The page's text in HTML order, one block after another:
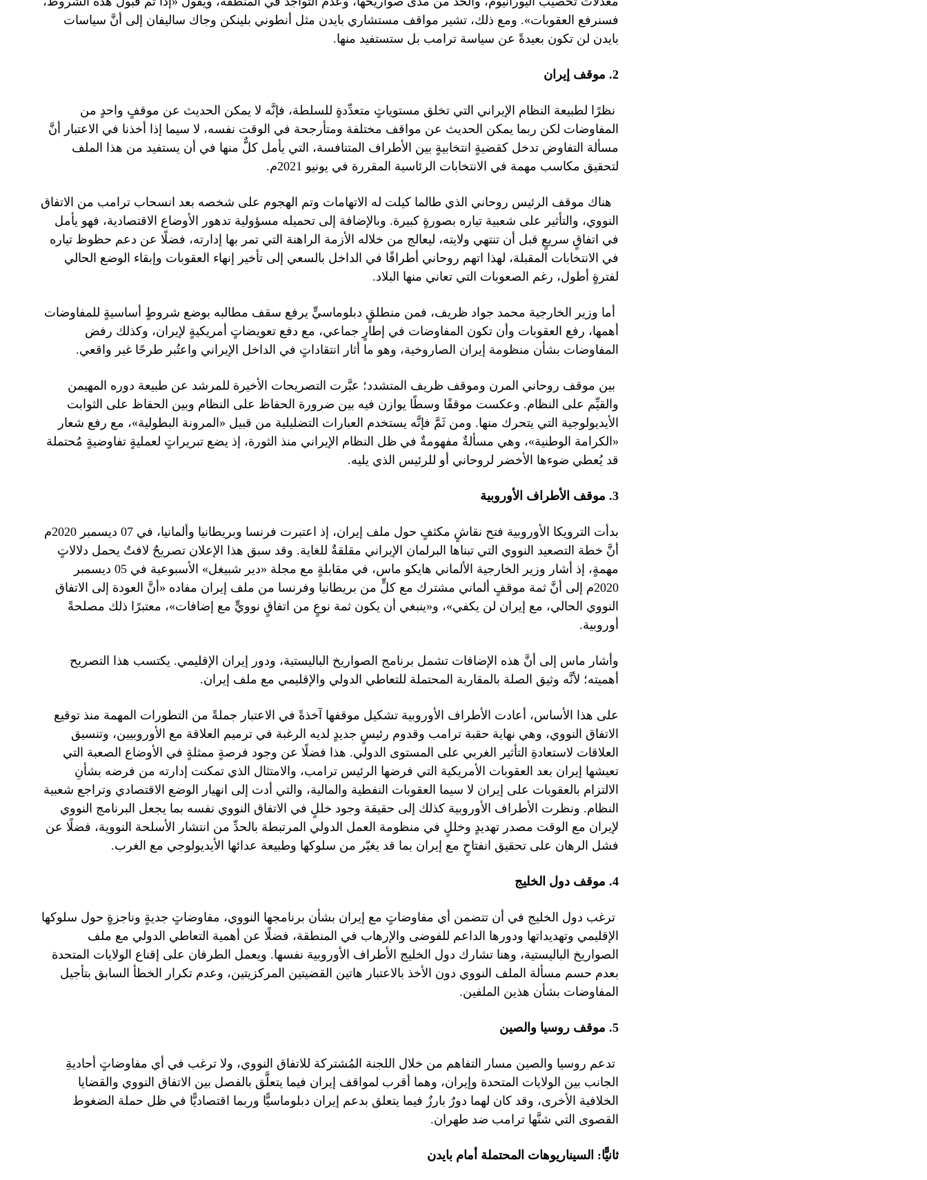
فسنرفع العقوبات». ومع ذلك، تشير مواقف مستشاري بايدن مثل أنطوني بلينكن وجاك ساليفان إلى أنَّ سياسات
بايدن لن تكون بعيدةً عن سياسة ترامب بل ستستفيد منها.
2. موقف إيران
نظرًا لطبيعة النظام الإيراني التي تخلق مستوياتٍ متعدِّدةٍ للسلطة، فإنَّه لا يمكن الحديث عن موقفٍ واحدٍ من
المفاوضات لكن ربما يمكن الحديث عن مواقف مختلفة ومتأرجحة في الوقت نفسه، لا سيما إذا أخذنا في الاعتبار أنَّ
مسألة التفاوض تدخل كقضيةٍ انتخابيةٍ بين الأطراف المتنافسة، التي يأمل كلٌّ منها في أن يستفيد من هذا الملف
لتحقيق مكاسب مهمة في الانتخابات الرئاسية المقررة في يونيو 2021م.
هناك موقف الرئيس روحاني الذي طالما كيلت له الاتهامات وتم الهجوم على شخصه بعد انسحاب ترامب من الاتفاق
النووي، والتأثير على شعبية تياره بصورةٍ كبيرة. وبالإضافة إلى تحميله مسؤولية تدهور الأوضاع الاقتصادية، فهو يأمل
في اتفاقٍ سريعٍ قبل أن تنتهي ولايته، ليعالج من خلاله الأزمة الراهنة التي تمر بها إدارته، فضلًا عن دعم حظوظ تياره
في الانتخابات المقبلة، لهذا اتهم روحاني أطرافًا في الداخل بالسعي إلى تأخير إنهاء العقوبات وإبقاء الوضع الحالي
لفترةٍ أطول، رغم الصعوبات التي تعاني منها البلاد.
أما وزير الخارجية محمد جواد ظريف، فمن منطلقٍ دبلوماسيٍّ يرفع سقف مطالبه بوضع شروطٍ أساسيةٍ للمفاوضات
أهمها، رفع العقوبات وأن تكون المفاوضات في إطارٍ جماعي، مع دفع تعويضاتٍ أمريكيةٍ لإيران، وكذلك رفض
المفاوضات بشأن منظومة إيران الصاروخية، وهو ما أثار انتقاداتٍ في الداخل الإيراني واعتُبر طرحًا غير واقعي.
بين موقف روحاني المرن وموقف ظريف المتشدد؛ عبَّرت التصريحات الأخيرة للمرشد عن طبيعة دوره المهيمن
والقيِّم على النظام. وعكست موقفًا وسطًا يوازن فيه بين ضرورة الحفاظ على النظام وبين الحفاظ على الثوابت
الأيديولوجية التي يتحرك منها. ومن ثَمَّ فإنَّه يستخدم العبارات التضليلية من قبيل «المرونة البطولية»، مع رفع شعار
«الكرامة الوطنية»، وهي مسألةٌ مفهومةٌ في ظل النظام الإيراني منذ الثورة، إذ يضع تبريراتٍ لعمليةٍ تفاوضيةٍ مُحتملة
قد يُعطي ضوءها الأخضر لروحاني أو للرئيس الذي يليه.
3. موقف الأطراف الأوروبية
بدأت الترويكا الأوروبية فتح نقاشٍ مكثفٍ حول ملف إيران، إذ اعتبرت فرنسا وبريطانيا وألمانيا، في 07 ديسمبر 2020م
أنَّ خطة التصعيد النووي التي تبناها البرلمان الإيراني مقلقةٌ للغاية. وقد سبق هذا الإعلان تصريحٌ لافتٌ يحمل دلالاتٍ
مهمةٍ، إذ أشار وزير الخارجية الألماني هايكو ماس، في مقابلةٍ مع مجلة «دير شبيغل» الأسبوعية في 05 ديسمبر
2020م إلى أنَّ ثمة موقفٍ ألماني مشترك مع كلٍّ من بريطانيا وفرنسا من ملف إيران مفاده «أنَّ العودة إلى الاتفاق
النووي الحالي، مع إيران لن يكفي»، و«ينبغي أن يكون ثمة نوعٍ من اتفاقٍ نوويٍّ مع إضافات»، معتبرًا ذلك مصلحةً
أوروبية.
وأشار ماس إلى أنَّ هذه الإضافات تشمل برنامج الصواريخ الباليستية، ودور إيران الإقليمي. يكتسب هذا التصريح
أهميته؛ لأنَّه وثيق الصلة بالمقاربة المحتملة للتعاطي الدولي والإقليمي مع ملف إيران.
على هذا الأساس، أعادت الأطراف الأوروبية تشكيل موقفها آخذةً في الاعتبار جملةً من التطورات المهمة منذ توقيع
الاتفاق النووي، وهي نهاية حقبة ترامب وقدوم رئيسٍ جديدٍ لديه الرغبة في ترميم العلاقة مع الأوروبيين، وتنسيق
العلاقات لاستعادةِ التأثير الغربي على المستوى الدولي. هذا فضلًا عن وجود فرصةٍ ممثلةٍ في الأوضاع الصعبة التي
تعيشها إيران بعد العقوبات الأمريكية التي فرضها الرئيس ترامب، والامتثال الذي تمكنت إدارته من فرضه بشأنِ
الالتزام بالعقوبات على إيران لا سيما العقوبات النفطية والمالية، والتي أدت إلى انهيار الوضع الاقتصادي وتراجع شعبية
النظام. ونظرت الأطراف الأوروبية كذلك إلى حقيقة وجود خللٍ في الاتفاق النووي نفسه بما يجعل البرنامج النووي
لإيران مع الوقت مصدر تهديدٍ وخللٍ في منظومة العمل الدولي المرتبطة بالحدِّ من انتشار الأسلحة النووية، فضلًا عن
فشل الرهان على تحقيق انفتاحٍ مع إيران بما قد يغيّر من سلوكها وطبيعة عدائها الأيديولوجي مع الغرب.
4. موقف دول الخليج
ترغب دول الخليج في أن تتضمن أي مفاوضاتٍ مع إيران بشأن برنامجها النووي، مفاوضاتٍ جديةٍ وناجزةٍ حول سلوكها
الإقليمي وتهديداتها ودورها الداعم للفوضى والإرهاب في المنطقة، فضلًا عن أهمية التعاطي الدولي مع ملف
الصواريخ الباليستية، وهنا تشارك دول الخليج الأطراف الأوروبية نفسها. ويعمل الطرفان على إقناع الولايات المتحدة
بعدم حسم مسألة الملف النووي دون الأخذ بالاعتبار هاتين القضيتين المركزيتين، وعدم تكرار الخطأ السابق بتأجيل
المفاوضات بشأن هذين الملفين.
5. موقف روسيا والصين
تدعم روسيا والصين مسار التفاهم من خلال اللجنة المُشتركة للاتفاق النووي، ولا ترغب في أي مفاوضاتٍ أحاديةِ
الجانب بين الولايات المتحدة وإيران، وهما أقرب لمواقف إيران فيما يتعلَّق بالفصل بين الاتفاق النووي والقضايا
الخلافية الأخرى، وقد كان لهما دورٌ بارزٌ فيما يتعلق بدعم إيران دبلوماسيًّا وربما اقتصاديًّا في ظل حملة الضغوط
القصوى التي شنَّها ترامب ضد طهران.
ثانيًّا: السيناريوهات المحتملة أمام بايدن